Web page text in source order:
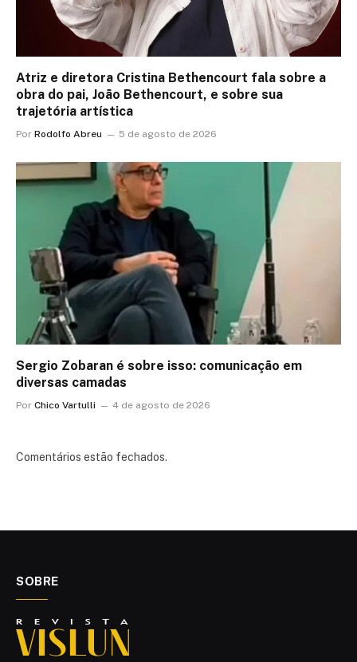
Atriz e diretora Cristina Bethencourt fala sobre a
obra do pai, João Bethencourt, e sobre sua
trajetória artística
Por Rodolfo Abreu 5 de agosto de 2026
Sergio Zobaran é sobre isso: comunicação em
diversas camadas
Por Chico Vartulli 4 de agosto de 2026
Comentários estão fechados.
SOBRE